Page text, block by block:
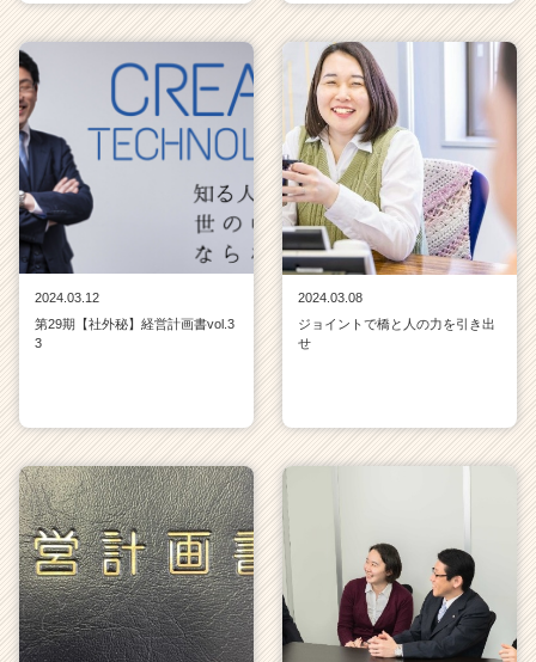
2024.03.12
第29期【社外秘】経営計画書vol.3
3
2024.03.08
ジョイントで橋と人の力を引き出
せ